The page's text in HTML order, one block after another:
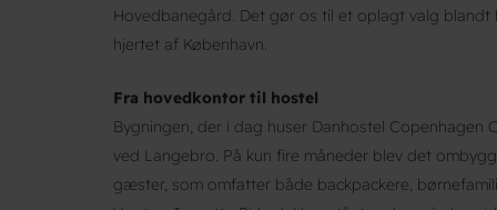
Hovedbanegård. Det gør os til et oplagt valg
hjertet af København.
Fra hovedkontor til hostel
Bygningen, der i dag huser Danhostel Copenhagen
ved Langebro. På kun fire måneder blev det
gæster, som omfatter både backpackere,